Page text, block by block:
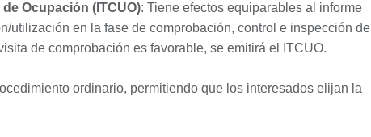
Ocupación (ITCUO): Tiene efectos equiparables al informe
utilización en la fase de comprobación, control e inspección de
de comprobación es favorable, se emitirá el ITCUO.
ordinario, permitiendo que los interesados elijan la